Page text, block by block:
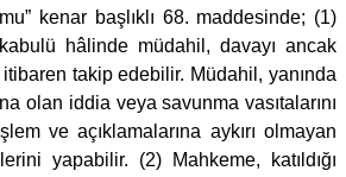
kenar başlıklı 68. maddesinde; (1)
hâlinde müdahil, davayı ancak
takip edebilir. Müdahil, yanında
olan iddia veya savunma vasıtalarını
ve açıklamalarına aykırı olmayan
yapabilir. (2) Mahkeme, katıldığı